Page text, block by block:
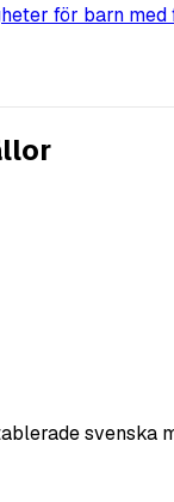
för barn
svenska